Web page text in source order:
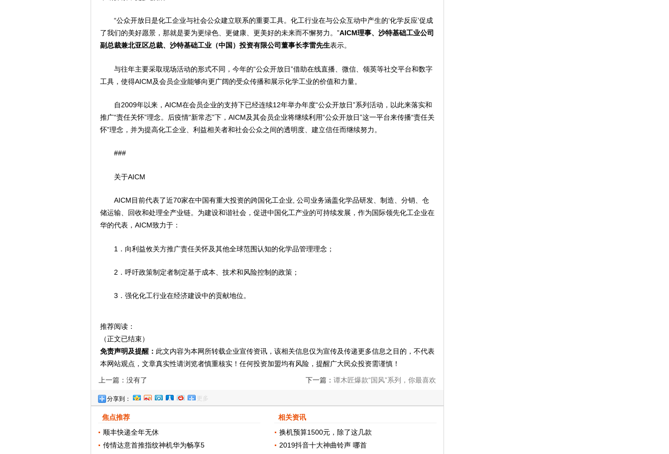
“公众开放日是化工企业与社会公众建立联系的重要工具。化工行业在与公众互动中产生的‘化学反应’促成
了我们的美好愿景，那就是要为更绿色、更健康、更美好的未来而不懈努力。”AICM理事、沙特基础工业公司
副总裁兼北亚区总裁、沙特基础工业（中国）投资有限公司董事长李雷先生表示。
与往年主要采取现场活动的形式不同，今年的“公众开放日”借助在线直播、微信、领英等社交平台和数字
工具，使得AICM及会员企业能够向更广阔的受众传播和展示化学工业的价值和力量。
自2009年以来，AICM在会员企业的支持下已经连续12年举办年度“公众开放日”系列活动，以此来落实和
推广“责任关怀”理念。后疫情“新常态”下，AICM及其会员企业将继续利用“公众开放日”这一平台来传播“责任关
怀”理念，并为提高化工企业、利益相关者和社会公众之间的透明度、建立信任而继续努力。
###
关于AICM
AICM目前代表了近70家在中国有重大投资的跨国化工企业, 公司业务涵盖化学品研发、制造、分销、仓
储运输、回收和处理全产业链。为建设和谐社会，促进中国化工产业的可持续发展，作为国际领先化工企业在
华的代表，AICM致力于：
1．向利益攸关方推广责任关怀及其他全球范围认知的化学品管理理念；
2．呼吁政策制定者制定基于成本、技术和风险控制的政策；
3．强化化工行业在经济建设中的贡献地位。
推荐阅读：
（正文已结束）
免责声明及提醒： 此文内容为本网所转载企业宣传资讯，该相关信息仅为宣传及传递更多信息之目的，不代表
本网站观点，文章真实性请浏览者慎重核实！任何投资加盟均有风险，提醒广大民众投资需谨慎！
上一篇：没有了 下一篇： 谭木匠爆款“国风”系列，你最喜欢
分享到： 更多
焦点推荐
顺丰快递全年无休
传情达意首推指纹神机华为畅享5
相关资讯
换机预算1500元，除了这几款
2019抖音十大神曲铃声 哪首